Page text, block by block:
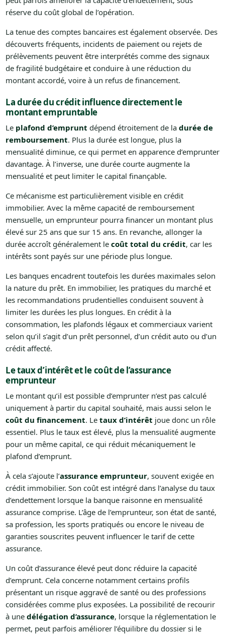
réserve du coût global de l’opération.
La tenue des comptes bancaires est également observée. Des
découverts fréquents, incidents de paiement ou rejets de
prélèvements peuvent être interprétés comme des signaux
de fragilité budgétaire et conduire à une réduction du
montant accordé, voire à un refus de financement.
La durée du crédit influence directement le
montant empruntable
Le plafond d’emprunt dépend étroitement de la durée de
remboursement. Plus la durée est longue, plus la
mensualité diminue, ce qui permet en apparence d’emprunter
davantage. À l’inverse, une durée courte augmente la
mensualité et peut limiter le capital finançable.
Ce mécanisme est particulièrement visible en crédit
immobilier. Avec la même capacité de remboursement
mensuelle, un emprunteur pourra financer un montant plus
élevé sur 25 ans que sur 15 ans. En revanche, allonger la
durée accroît généralement le coût total du crédit, car les
intérêts sont payés sur une période plus longue.
Les banques encadrent toutefois les durées maximales selon
la nature du prêt. En immobilier, les pratiques du marché et
les recommandations prudentielles conduisent souvent à
limiter les durées les plus longues. En crédit à la
consommation, les plafonds légaux et commerciaux varient
selon qu’il s’agit d’un prêt personnel, d’un crédit auto ou d’un
crédit affecté.
Le taux d’intérêt et le coût de l’assurance
emprunteur
Le montant qu’il est possible d’emprunter n’est pas calculé
uniquement à partir du capital souhaité, mais aussi selon le
coût du financement. Le taux d’intérêt joue donc un rôle
essentiel. Plus le taux est élevé, plus la mensualité augmente
pour un même capital, ce qui réduit mécaniquement le
plafond d’emprunt.
À cela s’ajoute l’assurance emprunteur, souvent exigée en
crédit immobilier. Son coût est intégré dans l’analyse du taux
d’endettement lorsque la banque raisonne en mensualité
assurance comprise. L’âge de l’emprunteur, son état de santé,
sa profession, les sports pratiqués ou encore le niveau de
garanties souscrites peuvent influencer le tarif de cette
assurance.
Un coût d’assurance élevé peut donc réduire la capacité
d’emprunt. Cela concerne notamment certains profils
présentant un risque aggravé de santé ou des professions
considérées comme plus exposées. La possibilité de recourir
à une délégation d’assurance, lorsque la réglementation le
permet, peut parfois améliorer l’équilibre du dossier si le